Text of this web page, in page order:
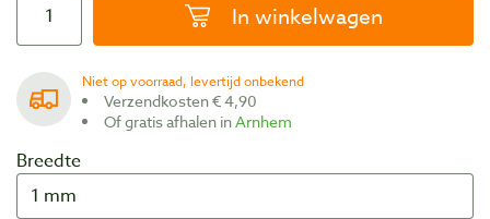
In winkelwagen
Niet op voorraad, levertijd onbekend
Verzendkosten € 4,90
Of gratis afhalen inArnhem
Breedte